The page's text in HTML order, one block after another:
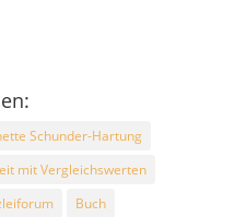
Schunder-Hartung
mit Vergleichswerten
Buch